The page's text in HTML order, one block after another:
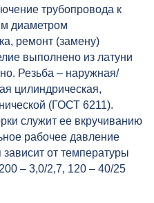
трубопровода к
диаметром
ремонт (замену)
выполнено из латуни
Резьба – наружная/
цилиндрическая,
(ГОСТ 6211).
служит ее вкручиванию
рабочее давление
от температуры
– 3,0/2,7, 120 – 40/25